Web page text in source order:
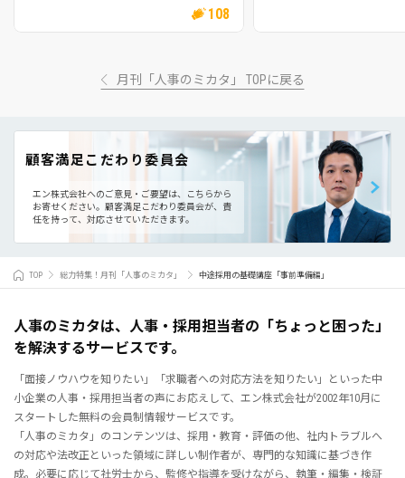
108
月刊「人事のミカタ」 TOPに戻る
顧客満足こだわり委員会
エン株式会社へのご意見・ご要望は、こちらから
お寄せください。 顧客満足こだわり委員会が、責
任を持って、対応させていただきます。
TOP 総力特集！月刊「人事のミカタ」 中途採用の基礎講座「事前準備編」
人事のミカタは、人事・採用担当者の「ちょっと困った」
を解決するサービスです。
「面接ノウハウを知りたい」「求職者への対応方法を知りたい」といった中
小企業の人事・採用担当者の声にお応えして、エン株式会社が2002年10月に
スタートした無料の会員制情報サービスです。
「人事のミカタ」のコンテンツは、採用・教育・評価の他、社内トラブルへ
の対応や法改正といった領域に詳しい制作者が、専門的な知識に基づき作
成。必要に応じて社労士から、監修や指導を受けながら、執筆・編集・検証